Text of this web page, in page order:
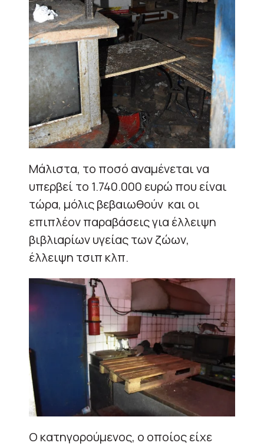
Μάλιστα, το ποσό αναμένεται να
υπερβεί το 1.740.000 ευρώ που είναι
τώρα, μόλις βεβαιωθούν και οι
επιπλέον παραβάσεις για έλλειψη
βιβλιαρίων υγείας των ζώων,
έλλειψη τσιπ κλπ.
Ο κατηγορούμενος, ο οποίος είχε